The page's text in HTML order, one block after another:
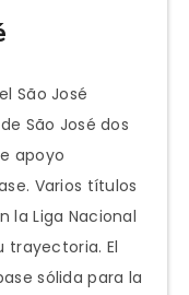
São José
São José dos
apoyo
Varios títulos
la Liga Nacional
trayectoria. El
sólida para la